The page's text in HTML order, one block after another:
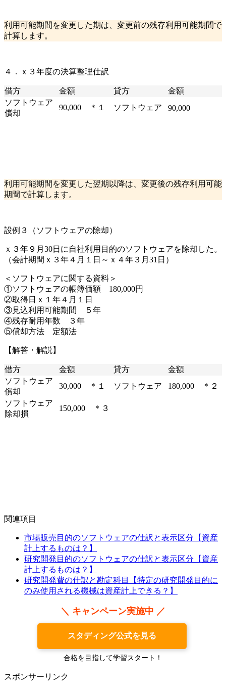
利用可能期間を変更した期は、変更前の残存利用可能期間で
計算します。
４．ｘ３年度の決算整理仕訳
借方 金額 貸方
金額
ソフトウェア
償却
90,000 ＊１ ソフトウェア 90,000
利用可能期間を変更した翌期以降は、変更後の残存利用可能
期間で計算します。
設例３（ソフトウェアの除却）
ｘ３年９月30日に自社利用目的のソフトウェアを除却した。
（会計期間ｘ３年４月１日～ｘ４年３月31日）
＜ソフトウェアに関する資料＞
①ソフトウェアの帳簿価額 180,000円
②取得日ｘ１年４月１日
③見込利用可能期間 ５年
④残存耐用年数 ３年
⑤償却方法 定額法
【解答・解説】
借方 金額 貸方
金額
ソフトウェア
償却
30,000 ＊１ ソフトウェア
180,000 ＊２
ソフトウェア
除却損
150,000 ＊３
関連項目
市場販売目的のソフトウェアの仕訳と表示区分【資産
計上するものは？】
研究開発目的のソフトウェアの仕訳と表示区分【資産
計上するものは？】
研究開発費の仕訳と勘定科目【特定の研究開発目的に
のみ使用される機械は資産計上できる？】
＼ キャンペーン実施中 ／
スタディング公式を見る
合格を目指して学習スタート！
スポンサーリンク